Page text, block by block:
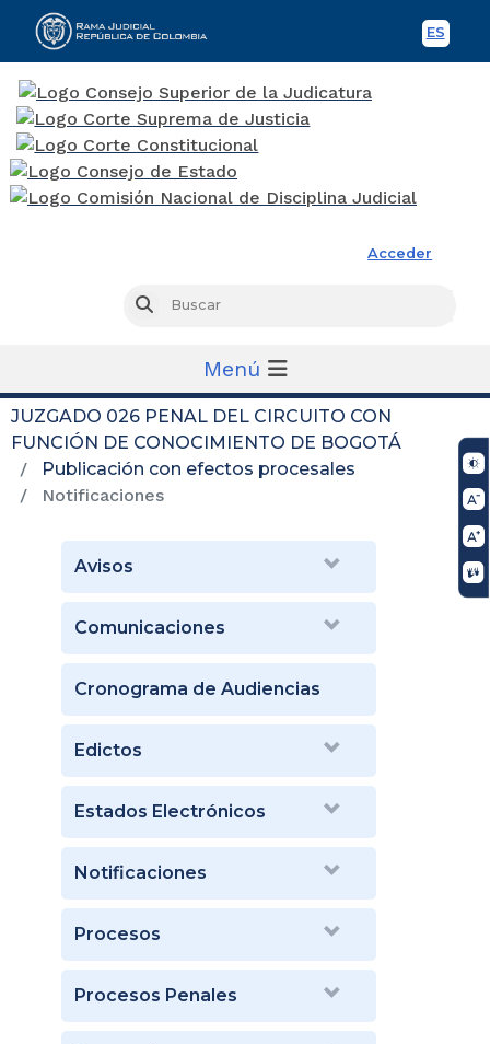
ES
Acceder
Buscar
Menú
JUZGADO 026 PENAL DEL CIRCUITO CON
FUNCIÓN DE CONOCIMIENTO DE BOGOTÁ
Publicación con efectos procesales
Notificaciones
Avisos
Comunicaciones
Cronograma de Audiencias
Edictos
Estados Electrónicos
Notificaciones
Procesos
Procesos Penales